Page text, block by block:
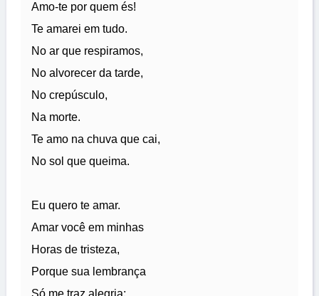
Amo-te por quem és!
Te amarei em tudo.
No ar que respiramos,
No alvorecer da tarde,
No crepúsculo,
Na morte.
Te amo na chuva que cai,
No sol que queima.
Eu quero te amar.
Amar você em minhas
Horas de tristeza,
Porque sua lembrança
Só me traz alegria;